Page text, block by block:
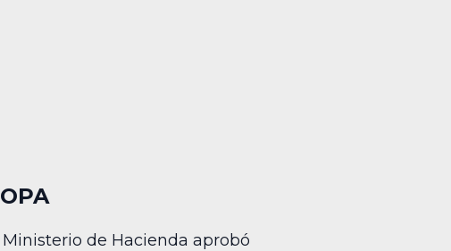
de Hacienda aprobó